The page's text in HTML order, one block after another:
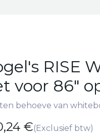
RISE
voor 86"
behoeve van
€(Exclusief btw)